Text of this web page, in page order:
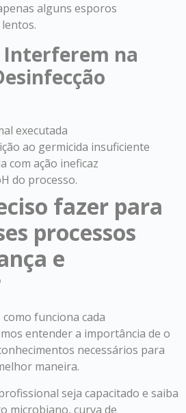
alguns esporos
Interferem na
executada
ao germicida insuficiente
com ação ineficaz
do processo.
fazer para
processos
e
funciona cada
entender a importância de o
necessários para
maneira.
seja capacitado e saiba
microbiano, curva de